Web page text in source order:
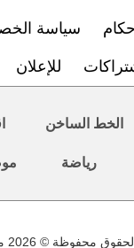
سياسة
للإعلان
الخط الساخن
رياضة
محفوظة © 2026 مؤسسة دبي